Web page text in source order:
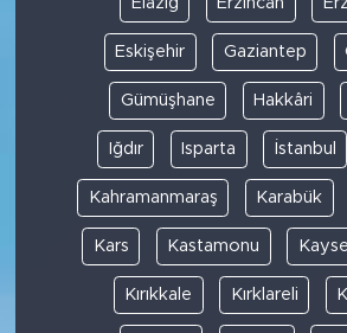
Eskişehir Gaziantep
Gümüşhane Hakkâri
Iğdır Isparta İstanbul
Kahramanmaraş Karabük
Kars Kastamonu
Kırıkkale Kırklareli